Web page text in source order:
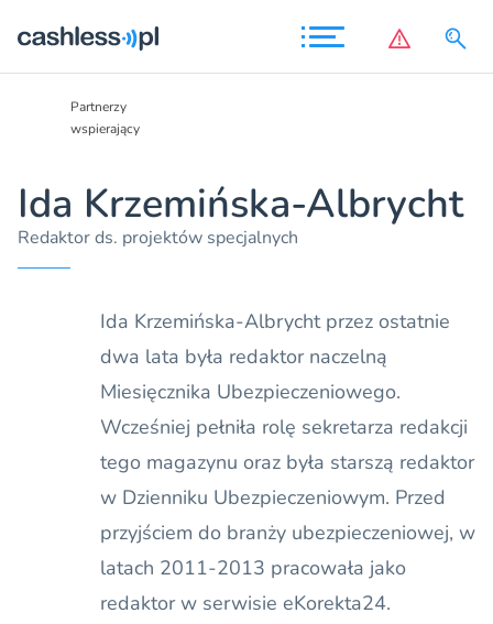
Partnerzy
wspierający
Ida Krzemińska-Albrycht
Redaktor ds. projektów specjalnych
Ida Krzemińska-Albrycht przez ostatnie
dwa lata była redaktor naczelną
Miesięcznika Ubezpieczeniowego.
Wcześniej pełniła rolę sekretarza redakcji
tego magazynu oraz była starszą redaktor
w Dzienniku Ubezpieczeniowym. Przed
przyjściem do branży ubezpieczeniowej, w
latach 2011-2013 pracowała jako
redaktor w serwisie eKorekta24.